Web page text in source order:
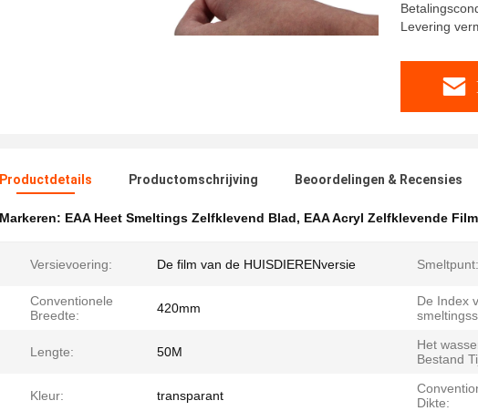
Levering
Productdetails Productomschrijving Beoordelingen & Recensies
Markeren: EAA Heet Smeltings Zelfklevend Blad, EAA Acryl Zelfklevende Film
Versievoering: De film van de HUISDIERENversie Smeltpunt:
Conventionele
Breedte:
420mm
De Index
Lengte: 50M
Het
Bestand
Kleur: transparant
Dikte: